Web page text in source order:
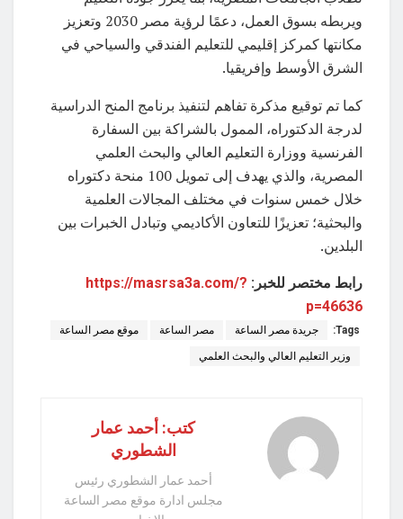
ويربطه بسوق العمل، دعمًا لرؤية مصر 2030 وتعزيز
مكانتها كمركز إقليمي للتعليم الفندقي والسياحي في
الشرق الأوسط وإفريقيا.
كما تم توقيع مذكرة تفاهم لتنفيذ برنامج المنح الدراسية
لدرجة الدكتوراه، الممول بالشراكة بين السفارة
الفرنسية ووزارة التعليم العالي والبحث العلمي
المصرية، والذي يهدف إلى تمويل 100 منحة دكتوراه
خلال خمس سنوات في مختلف المجالات العلمية
والبحثية؛ تعزيزًا للتعاون الأكاديمي وتبادل الخبرات بين
البلدين.
رابط مختصر للخبر: https://masrsa3a.com/?
p=46636
Tags: جريدة مصر الساعة مصر الساعة موقع مصر الساعة
وزير التعليم العالي والبحث العلمي
كتب: أحمد عمار
الشطوري
أحمد عمار الشطوري رئيس
مجلس ادارة موقع مصر الساعة